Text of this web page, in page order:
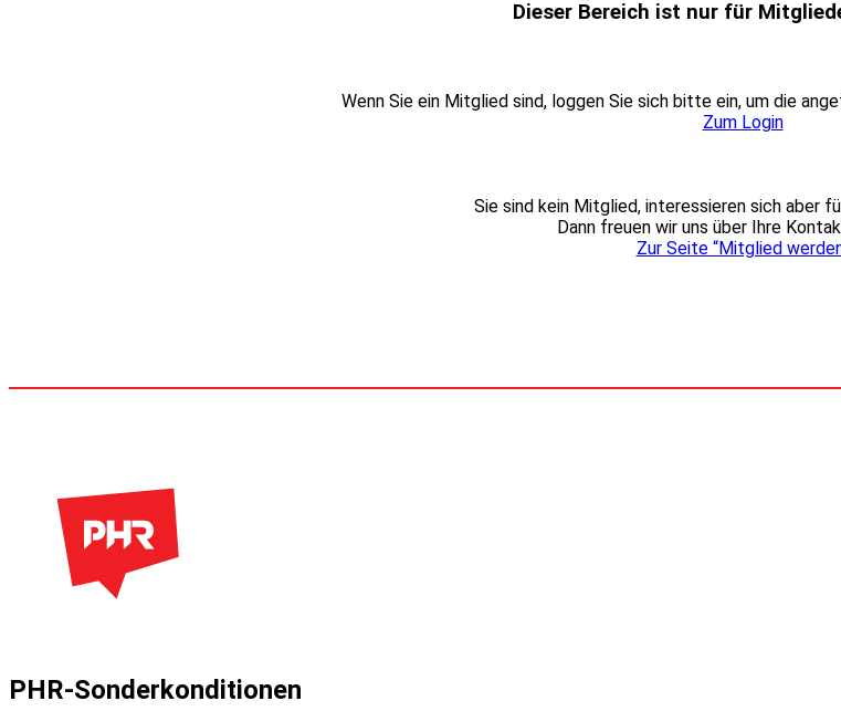
Dieser Bereich ist nur für
Wenn Sie ein Mitglied sind, loggen Sie sich bitte ein, um die
Zum Login
Sie sind kein Mitglied, interessieren sich aber
Dann freuen wir uns über Ihre
Zur Seite “Mitglied
PHR-Sonderkonditionen